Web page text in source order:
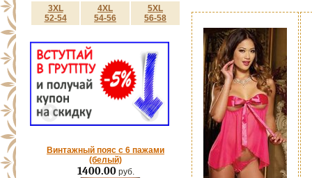
3XL
52-54
4XL
54-56
5XL
56-58
Винтажный пояс с 6 пажами
(белый)
1400.00руб.